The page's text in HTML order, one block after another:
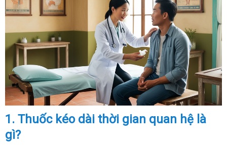
1. Thuốc kéo dài thời gian quan hệ là
gì?